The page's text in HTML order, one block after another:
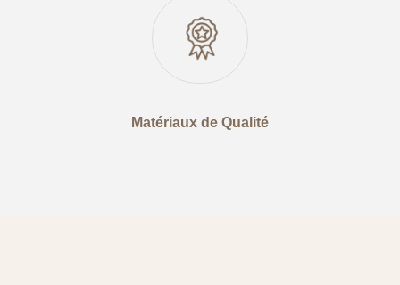
Matériaux de Qualité